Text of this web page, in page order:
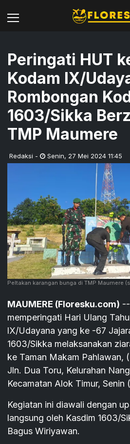
Peringati HUT
Kodam IX/
Rombongan
1603/Sikka
TMP Maumere
Redaksi - Senin, 27 Mei 2024 11:45
Peltakan karangan bunga di TMP Maumere
MAUMERE (Floresku.com)
memperingati Hari Ulang
lX/Udayana yang ke -67
1603/Sikka melaksanakan
ke Taman Makam Pahlawan,
Jln. Dua Toru, Kelurahan
Kecamatan Alok Timur, Senin
Kegiatan ini diawali dengan
langsung oleh Kasdim 1603/
Bagus Wiriyawan.